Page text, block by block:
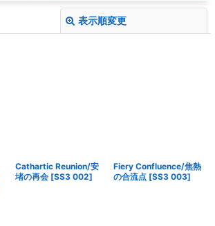
表示順変更
絞り込む
Cathartic Reunion/安
堵の再会 [SS3 002]
Fiery Confluence/焦熱
の合流点 [SS3 003]